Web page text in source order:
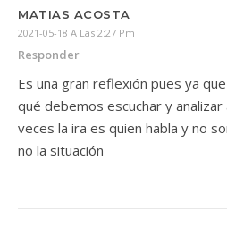
MATIAS ACOSTA
2021-05-18 A Las 2:27 Pm
Responder
Es una gran reflexión pues ya
qué debemos escuchar y
veces la ira es quien habla y no
no la situación